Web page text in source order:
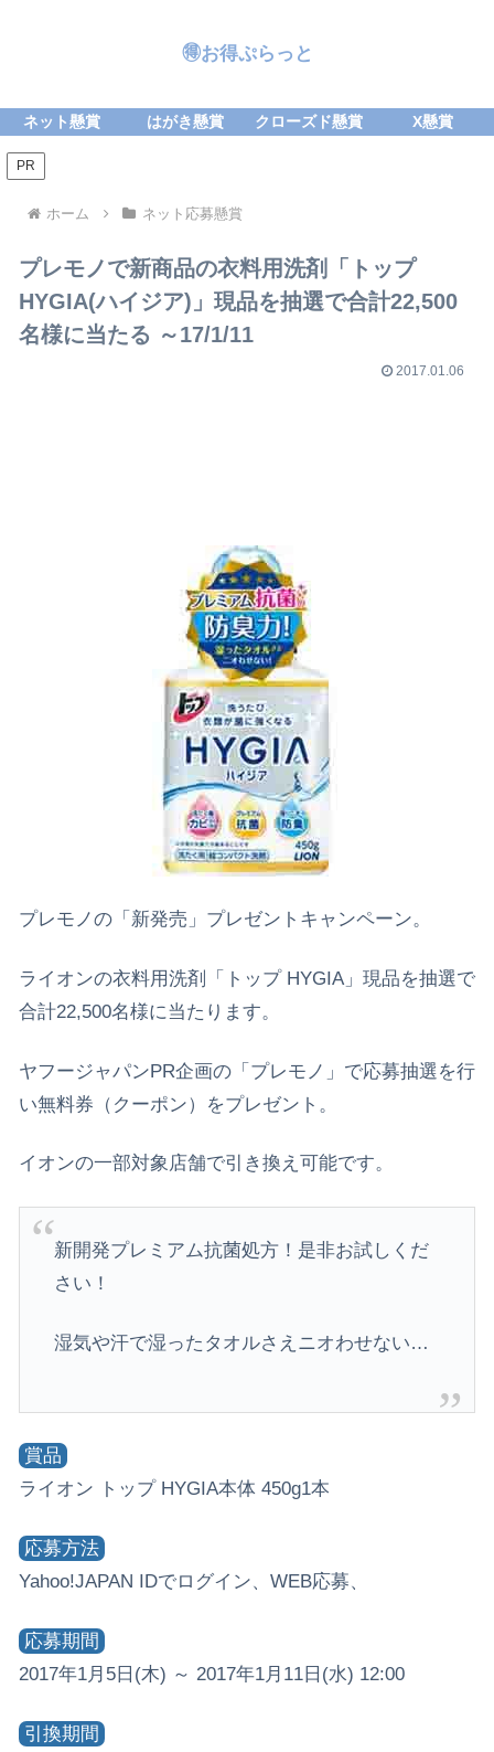
🉐お得ぷらっと
ネット懸賞 はがき懸賞 クローズド懸賞 X懸賞
PR
ホーム ネット応募懸賞
プレモノで新商品の衣料用洗剤「トップ
HYGIA(ハイジア)」現品を抽選で合計22,500
名様に当たる ～17/1/11
2017.01.06
プレモノの「新発売」プレゼントキャンペーン。
ライオンの衣料用洗剤「トップ HYGIA」現品を抽選で
合計22,500名様に当たります。
ヤフージャパンPR企画の「プレモノ」で応募抽選を行
い無料券（クーポン）をプレゼント。
イオンの一部対象店舗で引き換え可能です。
新開発プレミアム抗菌処方！是非お試しくだ
さい！
湿気や汗で湿ったタオルさえニオわせない…
賞品
ライオン トップ HYGIA本体 450g1本
応募方法
Yahoo!JAPAN IDでログイン、WEB応募、
応募期間
2017年1月5日(木) ～ 2017年1月11日(水) 12:00
引換期間